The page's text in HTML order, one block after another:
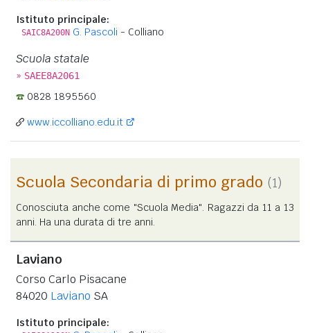
Istituto principale:
SAIC8A200N G. Pascoli - Colliano
Scuola statale
» SAEE8A2061
0828 1895560
www.iccolliano.edu.it
Scuola Secondaria di primo grado (1)
Conosciuta anche come "Scuola Media". Ragazzi da 11 a 13
anni. Ha una durata di tre anni.
Laviano
Corso Carlo Pisacane
84020 Laviano SA
Istituto principale: